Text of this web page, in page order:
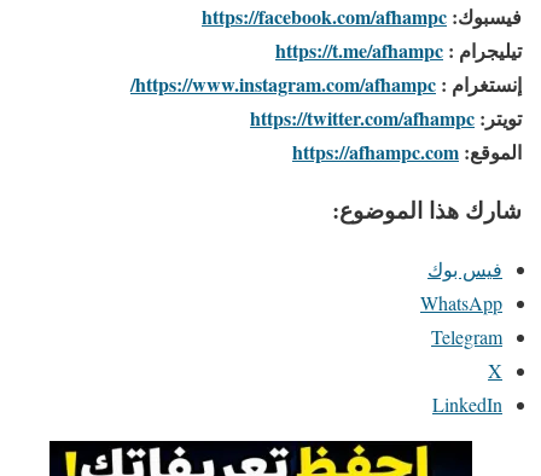
فيسبوك: https://facebook.com/afhampc
تيليجرام : https://t.me/afhampc
إنستغرام : https://www.instagram.com/afhampc/
تويتر: https://twitter.com/afhampc
الموقع: https://afhampc.com
شارك هذا الموضوع:
فيس بوك
WhatsApp
Telegram
X
LinkedIn